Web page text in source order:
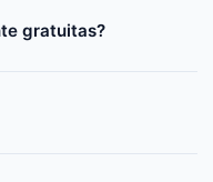
gratuitas?